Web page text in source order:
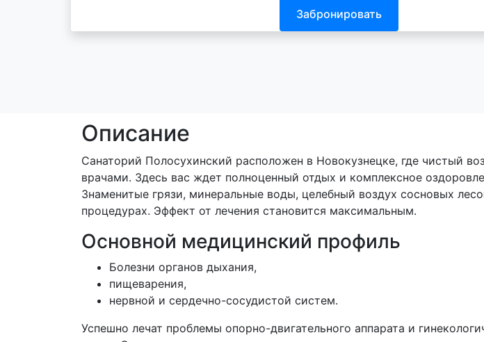
Забронировать
Описание
Санаторий Полосухинский расположен в Новокузнецке, где чистый
врачами. Здесь вас ждет полноценный отдых и комплексное
Знаменитые грязи, минеральные воды, целебный воздух сосновых
процедурах. Эффект от лечения становится максимальным.
Основной медицинский профиль
Болезни органов дыхания,
пищеварения,
нервной и сердечно-сосудистой систем.
Успешно лечат проблемы опорно-двигательного аппарата и